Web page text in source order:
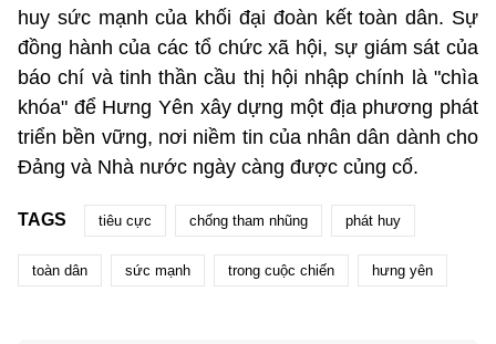
huy sức mạnh của khối đại đoàn kết toàn dân. Sự
đồng hành của các tổ chức xã hội, sự giám sát của
báo chí và tinh thần cầu thị hội nhập chính là "chìa
khóa" để Hưng Yên xây dựng một địa phương phát
triển bền vững, nơi niềm tin của nhân dân dành cho
Đảng và Nhà nước ngày càng được củng cố.
TAGS tiêu cực chống tham nhũng phát huy
toàn dân sức mạnh trong cuộc chiến hưng yên